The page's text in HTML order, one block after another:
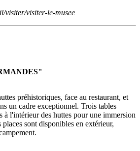
visiter/visiter-le-musee
préhistoriques, face au restaurant, et
un cadre exceptionnel. Trois tables
à l'intérieur des huttes pour une immersion
sont disponibles en extérieur,